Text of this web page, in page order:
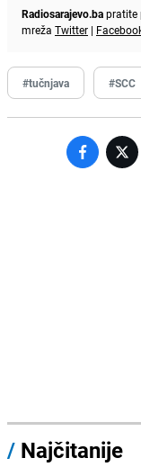
Radiosarajevo.bapratite
mreža Twitter |
#tučnjava #SCC
/ Najčitanije